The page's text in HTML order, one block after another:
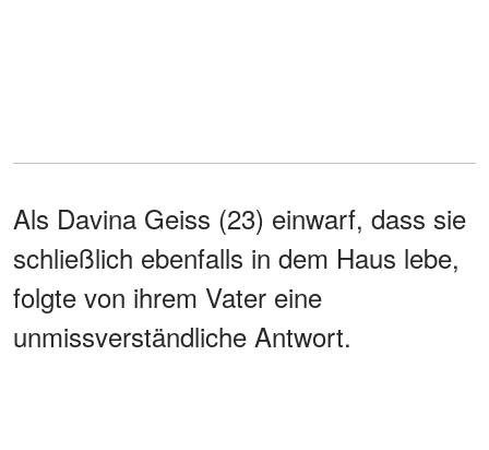
Als Davina Geiss (23) einwarf, dass sie
schließlich ebenfalls in dem Haus lebe,
folgte von ihrem Vater eine
unmissverständliche Antwort.